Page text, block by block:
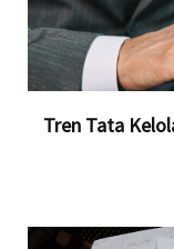
Tren Tata